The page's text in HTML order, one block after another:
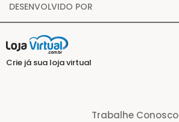
DESENVOLVIDO POR
Crie já sua loja virtual
Trabalhe Conosco